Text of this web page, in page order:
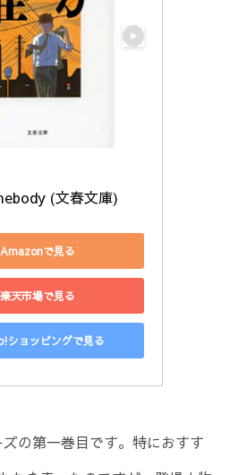
(文春文庫)
Amazonで見る
楽天市場で見る
ショッピングで見る
の第一巻目です。特におすす